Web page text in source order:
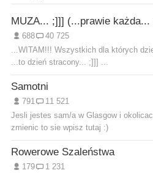
MUZA... ;]]] (...prawie każda...
688
40 725
...WITAM!!! Wszystkich dla których
...to dzień stracony... ;]]] ...
Samotni
791
11 521
Jesli jestes sam/a w Glasgow i
zmienic to sie wpisz tutaj :)
Rowerowe Szaleństwa
179
1 231